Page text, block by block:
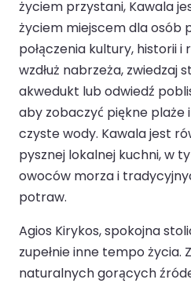
życiem przystani, Kawala
życiem miejscem dla osób
połączenia kultury, historii i
wzdłuż nabrzeża, zwiedzaj
akwedukt lub odwiedź
aby zobaczyć piękne plaże
czyste wody. Kawala jest
pysznej lokalnej kuchni, w
owoców morza i
potraw.
Agios Kirykos, spokojna
zupełnie inne tempo życia.
naturalnych gorących